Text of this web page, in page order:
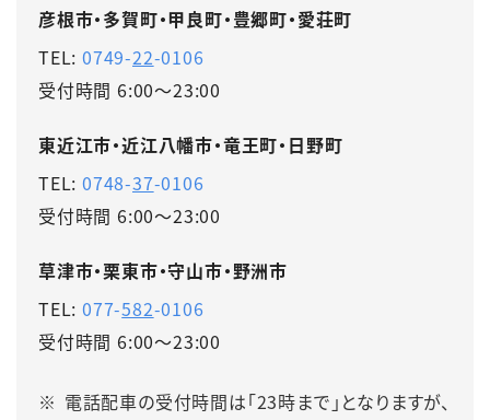
彦根市・多賀町・甲良町・豊郷町・愛荘町
TEL: 0749-22-0106
受付時間 6:00～23:00
東近江市・近江八幡市・竜王町・日野町
TEL: 0748-37-0106
受付時間 6:00～23:00
草津市・栗東市・守山市・野洲市
TEL: 077-582-0106
受付時間 6:00～23:00
電話配車の受付時間は「23時まで」となりますが、